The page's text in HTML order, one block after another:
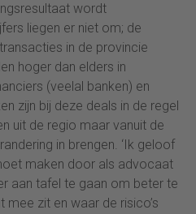
wordt
liegen er niet om; de
in de provincie
hoger dan elders in
(veelal banken) en
zijn bij deze deals in de regel
uit de regio maar vanuit de
in brengen. ‘Ik geloof
maken door als advocaat
aan tafel te gaan om beter te
mee zit en waar de risico’s